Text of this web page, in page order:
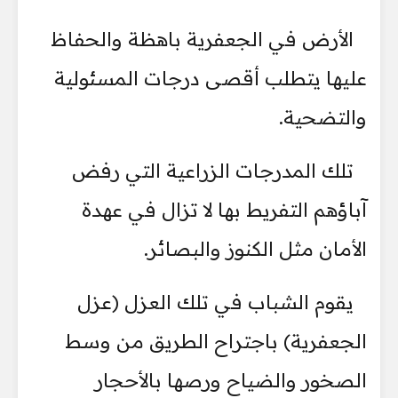
الأرض في الجعفرية باهظة والحفاظ
عليها يتطلب أقصى درجات المسئولية
والتضحية.
تلك المدرجات الزراعية التي رفض
آباؤهم التفريط بها لا تزال في عهدة
الأمان مثل الكنوز والبصائر.
يقوم الشباب في تلك العزل (عزل
الجعفرية) باجتراح الطريق من وسط
الصخور والضياح ورصها بالأحجار